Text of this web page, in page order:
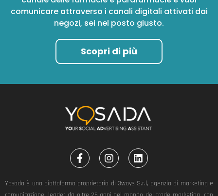
comunicare attraverso i canali digitali attivati dai
negozi, sei nel posto giusto.
Scopri di più
F
a
c
e
b
I
n
s
t
a
L
i
n
k
e
Yosada è una piattaforma proprietaria di 3ways S.r.l, agenzia di marketing e